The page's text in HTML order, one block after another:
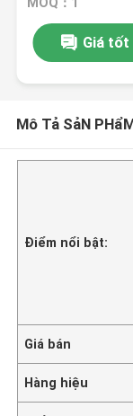
MOQ：1
Giá tốt
Mô Tả SảN
Điểm nổi bật:
Giá bán
Hàng hiệu